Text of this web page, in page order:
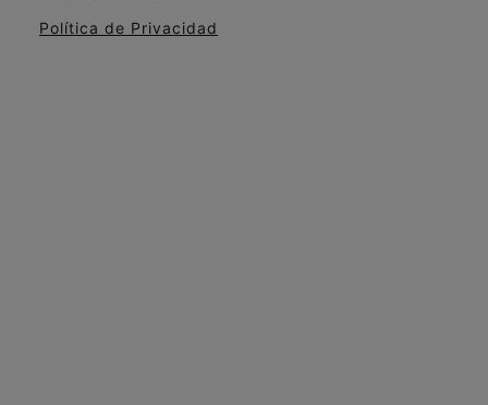
Política de Privacidad